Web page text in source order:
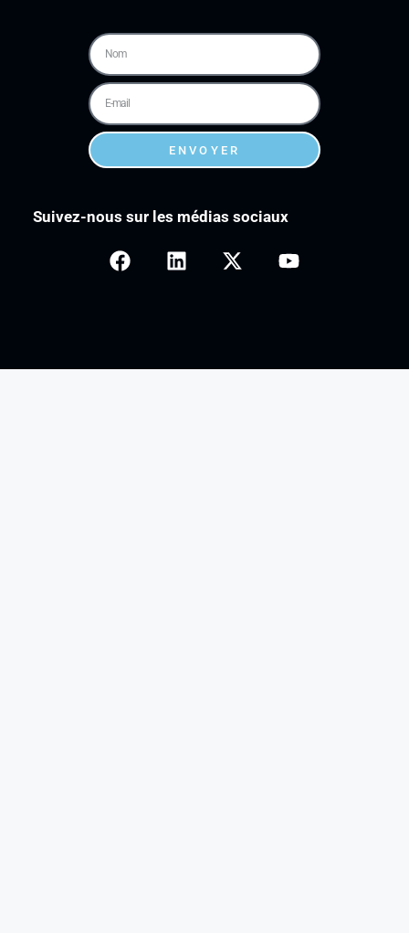
ENVOYER
Suivez-nous sur les médias sociaux